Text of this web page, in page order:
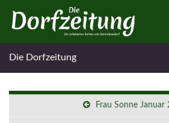
Die Dorfzeitung
Frau Sonne Januar